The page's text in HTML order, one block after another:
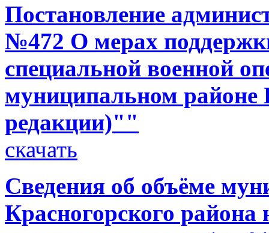
Постановление
№472 О мерах
специальной военной
муниципальном районе
редакции)""
скачать
Сведения об объёме
Красногорского района